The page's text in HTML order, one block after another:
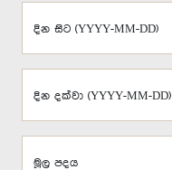
දින සිට (YYYY-MM-DD)
දින දක්වා (YYYY-MM-DD)
මූල පදය